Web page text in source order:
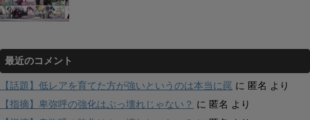
最近のコメント
【話題】低レアを育てた方が強いというのは本当に罠 に 匿名 より
【指摘】卑弥呼の強化はぶっ壊れじゃない？ に 匿名 より